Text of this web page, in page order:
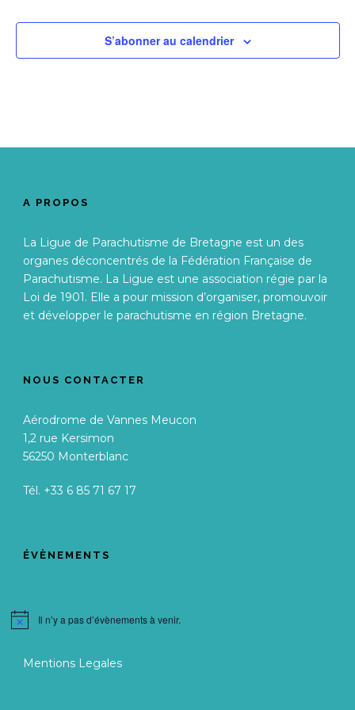
S’abonner au calendrier
A PROPOS
La Ligue de Parachutisme de Bretagne est un des
organes déconcentrés de la Fédération Française de
Parachutisme. La Ligue est une association régie par la
Loi de 1901. Elle a pour mission d’organiser, promouvoir
et développer le parachutisme en région Bretagne.
NOUS CONTACTER
Aérodrome de Vannes Meucon
1,2 rue Kersimon
56250 Monterblanc
Tél. +33 6 85 71 67 17
ÉVÈNEMENTS
Notice Il n’y a pas d’évènements à venir.
Mentions Legales